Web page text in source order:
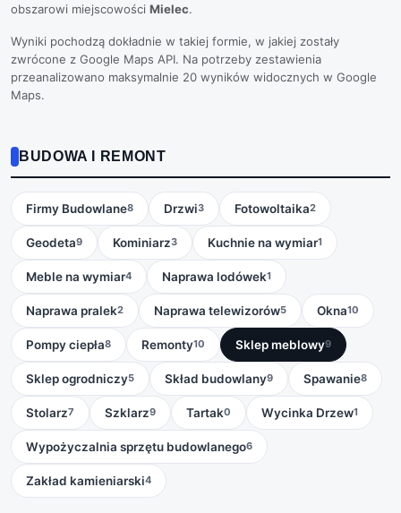
obszarowi miejscowości Mielec.
Wyniki pochodzą dokładnie w takiej formie, w jakiej zostały
zwrócone z Google Maps API. Na potrzeby zestawienia
przeanalizowano maksymalnie 20 wyników widocznych w Google
Maps.
BUDOWA I REMONT
Firmy Budowlane8 Drzwi3 Fotowoltaika2
Geodeta9 Kominiarz3 Kuchnie na wymiar1
Meble na wymiar4 Naprawa lodówek1
Naprawa pralek2 Naprawa telewizorów5 Okna10
Pompy ciepła8 Remonty10 Sklep meblowy9
Sklep ogrodniczy5 Skład budowlany9 Spawanie8
Stolarz7 Szklarz9 Tartak0 Wycinka Drzew1
Wypożyczalnia sprzętu budowlanego6
Zakład kamieniarski4